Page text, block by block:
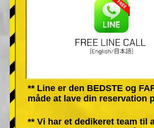
** Line er den BEDSTE og
måde at lave din reservation
** Vi har et dedikeret team til